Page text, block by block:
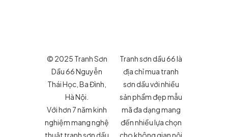
© 2025 Tranh Sơn
Dầu 66 Nguyễn
Thái Học, Ba Đình,
Hà Nội.
Với hơn 7 năm kinh
nghiệm mang nghệ
thuật tranh sơn dầu
Tranh sơn dầu 66 là
địa chỉ mua tranh
sơn dầu với nhiều
sản phẩm đẹp mẫu
mã đa dạng mang
đến nhiều lựa chọn
cho không gian nội